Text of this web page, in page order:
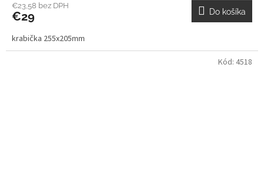
€23,58 bez DPH
€29 Do košíka
krabička 255x205mm
Kód: 4518